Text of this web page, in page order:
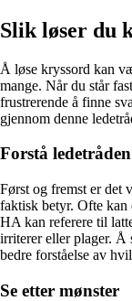
Slik løser du
Å løse kryssord kan
mange. Når du står
frustrerende å finne
gjennom denne
Forstå ledetråden
Først og fremst er det
faktisk betyr. Ofte kan
HA kan referere til
irriterer eller plager. Å
bedre forståelse av
Se etter mønster